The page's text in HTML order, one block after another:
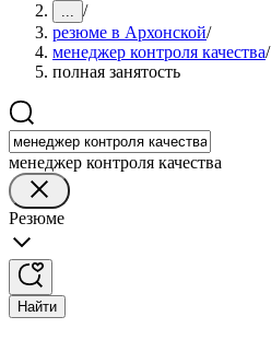
... /
резюме в Архонской/
менеджер контроля качества/
полная занятость
менеджер контроля качества
Резюме
Найти